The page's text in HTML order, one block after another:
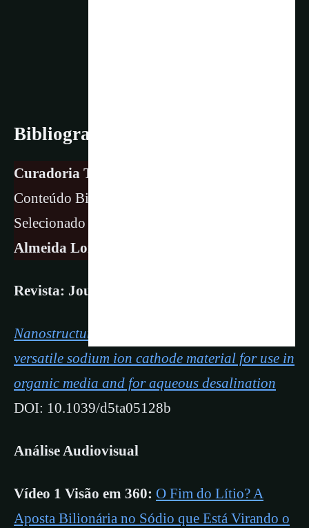
Bibliografia
Curadoria Técnica e Análise Audiovisual:
Conteúdo Bibliográfico e Audiovisual
Selecionado e Validado por
Almeida Loiola
Revista: Journal of Materials Chemistry A
Nanostructured sodium vanadate hydrate as a
versatile sodium ion cathode material for use in
organic media and for aqueous desalination
DOI: 10.1039/d5ta05128b
Análise Audiovisual
Vídeo 1 Visão em 360: O Fim do Lítio? A
Aposta Bilionária no Sódio que Está Virando o